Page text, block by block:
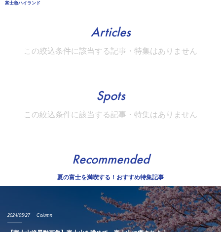
富士急ハイランド
Articles
この絞込条件に該当する記事・特集はありません
Spots
この絞込条件に該当する記事・特集はありません
Recommended
夏の富士を満喫する！おすすめ特集記事
2024/05/27 Column